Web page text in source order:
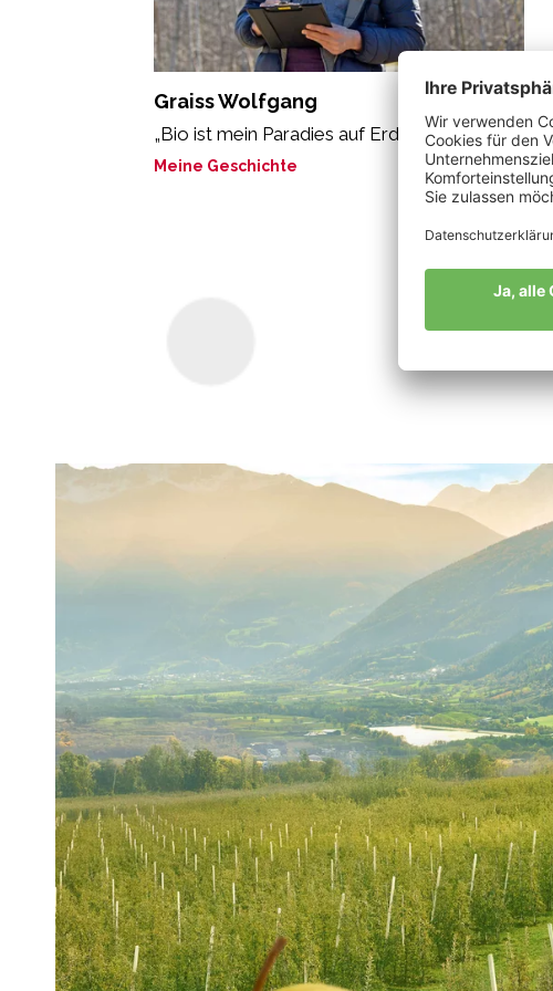
Graiss Wolfgang
„Bio ist mein Paradies auf Erden.“
Meine Geschichte